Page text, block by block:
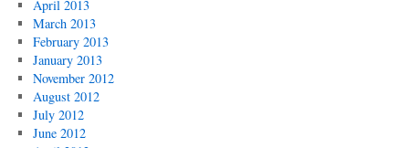
April 2013
March 2013
February 2013
January 2013
November 2012
August 2012
July 2012
June 2012